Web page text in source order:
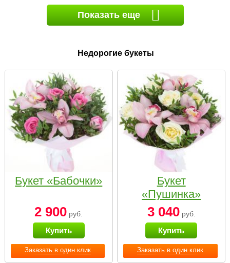
Показать еще
Недорогие букеты
Заказать в один клик
Букет «Бабочки»
2 900 руб.
Купить
Заказать в один клик
Букет
«Пушинка»
3 040руб.
Купить